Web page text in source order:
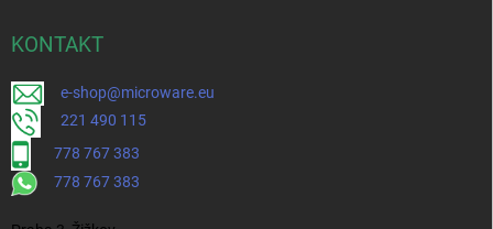
KONTAKT
e-shop@microware.eu
221 490 115
778 767 383
778 767 383